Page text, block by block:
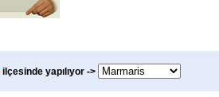
ilçesinde yapılıyor ->